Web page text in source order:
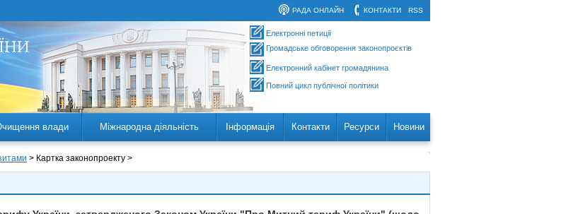
RSS
КОНТАКТИ
РАДА ОНЛАЙН
Електронні петиції
Громадське обговорення законопроєктів
Електронний кабінет громадянина
Повний цикл публічної політики
влади Міжнародна діяльність Інформація Контакти Ресурси Новини
> Картка законопроекту >